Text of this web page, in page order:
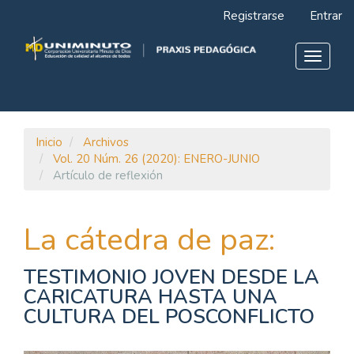
Contenido
principal
Registrarse Entrar
Toggle
Inicio
Archivos
Vol. 20 Núm. 26 (2020): ENERO-JUNIO
Artículo de reflexión
La cátedra de paz:
TESTIMONIO JOVEN DESDE LA
CARICATURA HASTA UNA
CULTURA DEL POSCONFLICTO